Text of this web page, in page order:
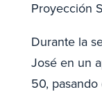
Proyección
Durante la
José en un
50,